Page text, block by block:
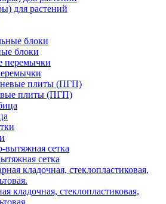
для растений
блоки
плиты (ПГП)
сетка
кладочная, стеклопластиковая,